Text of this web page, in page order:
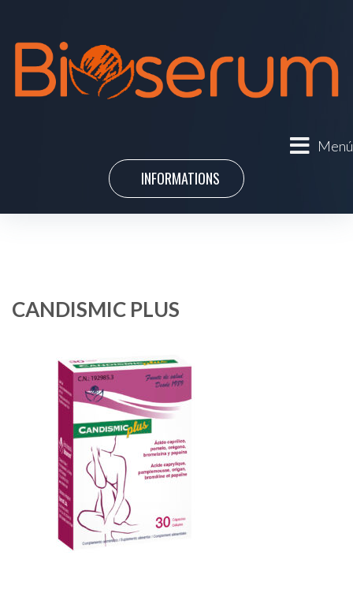
Menú
INFORMATIONS
CANDISMIC PLUS